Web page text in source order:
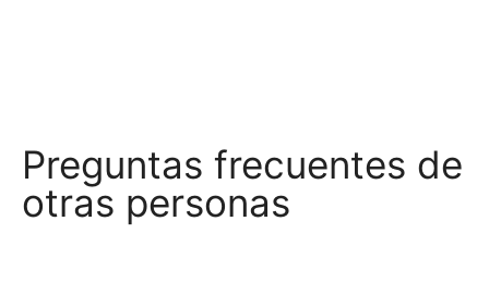
Preguntas frecuentes de
otras personas